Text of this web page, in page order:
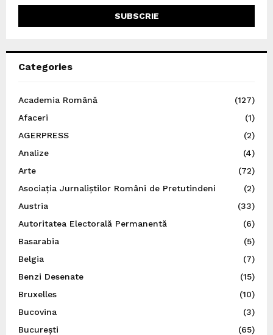
Categories
Academia Română
(127)
Afaceri
(1)
AGERPRESS
(2)
Analize
(4)
Arte
(72)
Asociația Jurnaliștilor Români de Pretutindeni
(2)
Austria
(33)
Autoritatea Electorală Permanentă
(6)
Basarabia
(5)
Belgia
(7)
Benzi Desenate
(15)
Bruxelles
(10)
Bucovina
(3)
București
(65)